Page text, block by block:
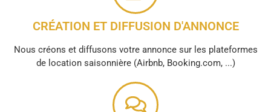
CRÉATION ET DIFFUSION D'ANNONCE
Nous créons et diffusons votre annonce sur les plateformes
de location saisonnière (Airbnb, Booking.com, ...)